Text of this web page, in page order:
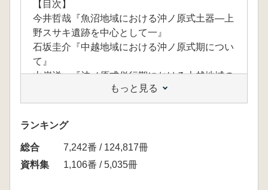
【目次】
今井哲哉『魚沼地域における沖ノ原式土器―上
野スサキ遺跡を中心として一』
石坂圭介『中越地域における沖ノ原式期につい
て』
山岸洋一『沖ノ原式併行期における上越地域の
堅木宜弘『佐渡地域における沖ノ原式期につい
て』
阿部泰之『沖ノ原式期における下越地方の土器
様相』
阿部昭典『越後地域における縄文中期末葉の複
もっと見る
ランキング
総合
7,242番 / 124,817冊
資料集
1,106番 / 5,035冊